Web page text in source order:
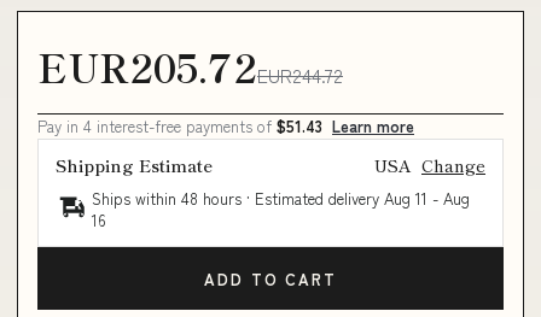
EUR205.72EUR244.72
Pay in 4 interest-free payments of $51.43 Learn more
Shipping Estimate USA Change
Ships within 48 hours · Estimated delivery Aug 11 - Aug
16
ADD TO CART